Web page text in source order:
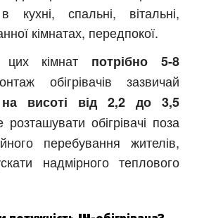
кухні, спальні, вітальні,
кімнатах, передпокої.
цих кімнат потрібно 5-8
обігрівачів зазвичай
на висоті від 2,2 до 3,5
обігрівачі поза
перебування жителів,
надмірного теплового